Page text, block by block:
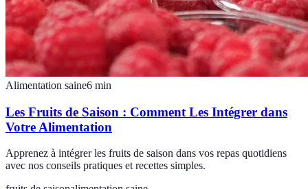
Alimentation saine6 min
Les Fruits de Saison : Comment Les Intégrer dans
Votre Alimentation
Apprenez à intégrer les fruits de saison dans vos repas quotidiens
avec nos conseils pratiques et recettes simples.